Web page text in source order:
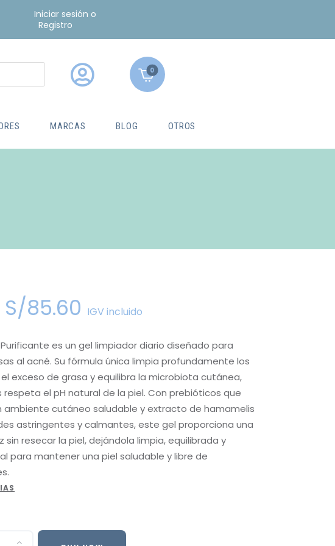
Iniciar sesión o
Registro
0
MARCAS BLOG OTROS
S/85.60 IGV incluido
Purificante es un gel limpiador diario diseñado para
al acné. Su fórmula única limpia profundamente los
exceso de grasa y equilibra la microbiota cutánea,
el pH natural de la piel. Con prebióticos que
ambiente cutáneo saludable y extracto de hamamelis
astringentes y calmantes, este gel proporciona una
sin resecar la piel, dejándola limpia, equilibrada y
para mantener una piel saludable y libre de